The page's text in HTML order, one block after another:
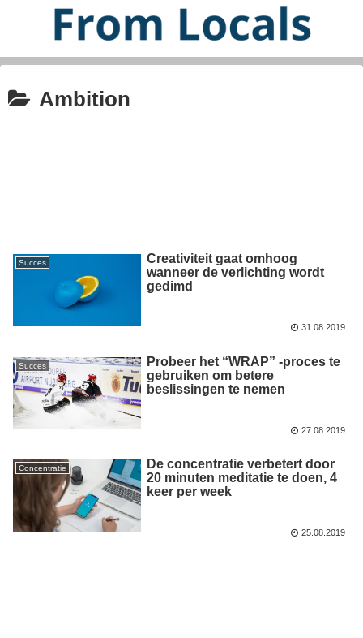
Ambition
Succes
Creativiteit gaat omhoog
wanneer de verlichting wordt
gedimd
31.08.2019
Succes
Probeer het “WRAP” -proces te
gebruiken om betere
beslissingen te nemen
27.08.2019
Concentratie
De concentratie verbetert door
20 minuten meditatie te doen, 4
keer per week
25.08.2019